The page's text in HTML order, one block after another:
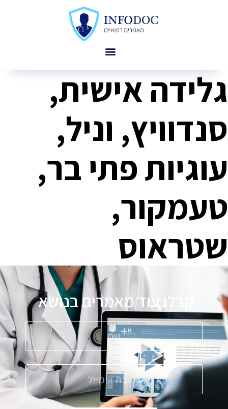
גלידה אישית,
סנדוויץ, וניל,
עוגיות פתי בר,
טעמקור,
שטראוס
קבלו עוד מאמרים בנושאפ